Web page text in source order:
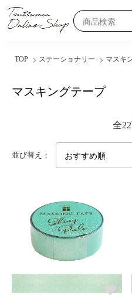
TOP ステーショナリー マスキ
マスキングテープ
全
並び替え：